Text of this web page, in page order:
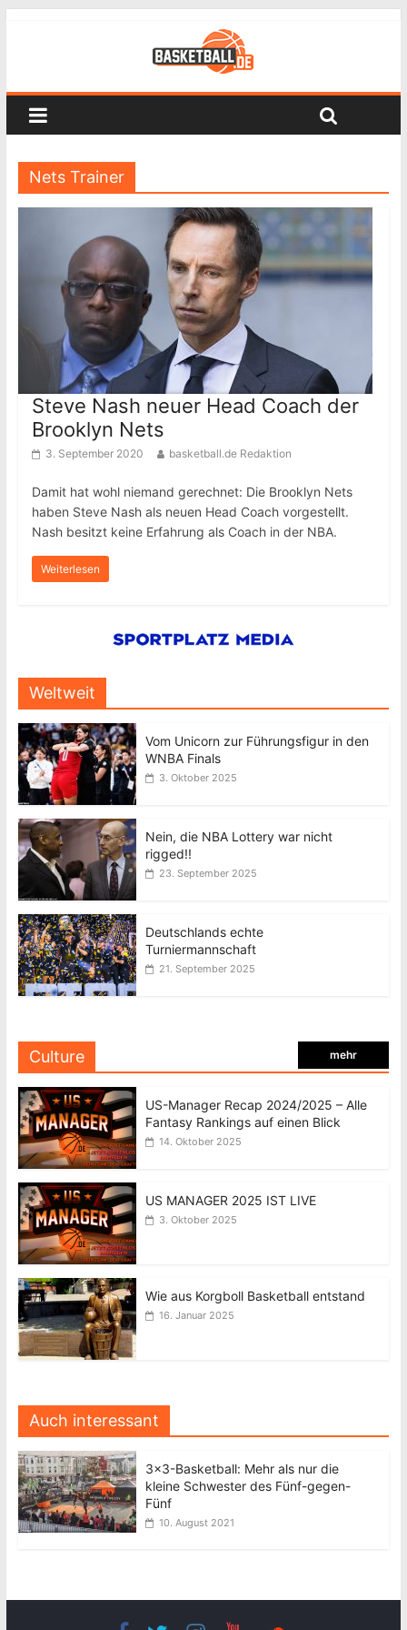
Nets Trainer
Steve Nash neuer Head Coach der
Brooklyn Nets
3. September 2020 basketball.de Redaktion
Damit hat wohl niemand gerechnet: Die Brooklyn Nets
haben Steve Nash als neuen Head Coach vorgestellt.
Nash besitzt keine Erfahrung als Coach in der NBA.
Weiterlesen
Weltweit
Vom Unicorn zur Führungsfigur in den
WNBA Finals
3. Oktober 2025
Nein, die NBA Lottery war nicht
rigged!!
23. September 2025
Deutschlands echte
Turniermannschaft
21. September 2025
Culture mehr
US-Manager Recap 2024/2025 – Alle
Fantasy Rankings auf einen Blick
14. Oktober 2025
US MANAGER 2025 IST LIVE
3. Oktober 2025
Wie aus Korgboll Basketball entstand
16. Januar 2025
Auch interessant
3×3-Basketball: Mehr als nur die
kleine Schwester des Fünf-gegen-
Fünf
10. August 2021